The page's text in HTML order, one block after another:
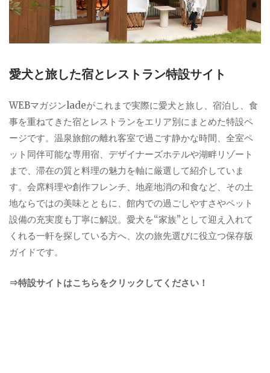
愛犬と旅した宿とレストラン特設サイト
WEBマガジンladeがこれまで実際に愛犬と旅し、宿泊し、食
事を重ねてきた宿とレストランをエリア別にまとめた特設ペ
ージです。温泉旅館の離れ客室で過ごす静かな時間、全室ペ
ット同伴可能な専用宿、デザイナーズホテルや湖畔リゾート
まで、滞在の質と料理の魅力を軸に厳選して紹介していま
す。会席料理や創作フレンチ、地産地消の和食など、その土
地ならではの美味とともに、館内での過ごしやすさやペット
設備の充実度も丁寧に解説。愛犬を“家族”として迎え入れて
くれる一軒を探している方へ、次の旅先選びに役立つ保存版
ガイドです。
⇒特設サイトはこちらをクリックしてください！